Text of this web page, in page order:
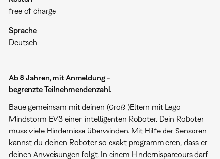
free of charge
Sprache
Deutsch
Ab 8 Jahren, mit Anmeldung -
begrenzte Teilnehmendenzahl.
Baue gemeinsam mit deinen (Groß-)Eltern mit Lego
Mindstorm EV3 einen intelligenten Roboter. Dein Roboter
muss viele Hindernisse überwinden. Mit Hilfe der Sensoren
kannst du deinen Roboter so exakt programmieren, dass er
deinen Anweisungen folgt. In einem Hindernisparcours darf